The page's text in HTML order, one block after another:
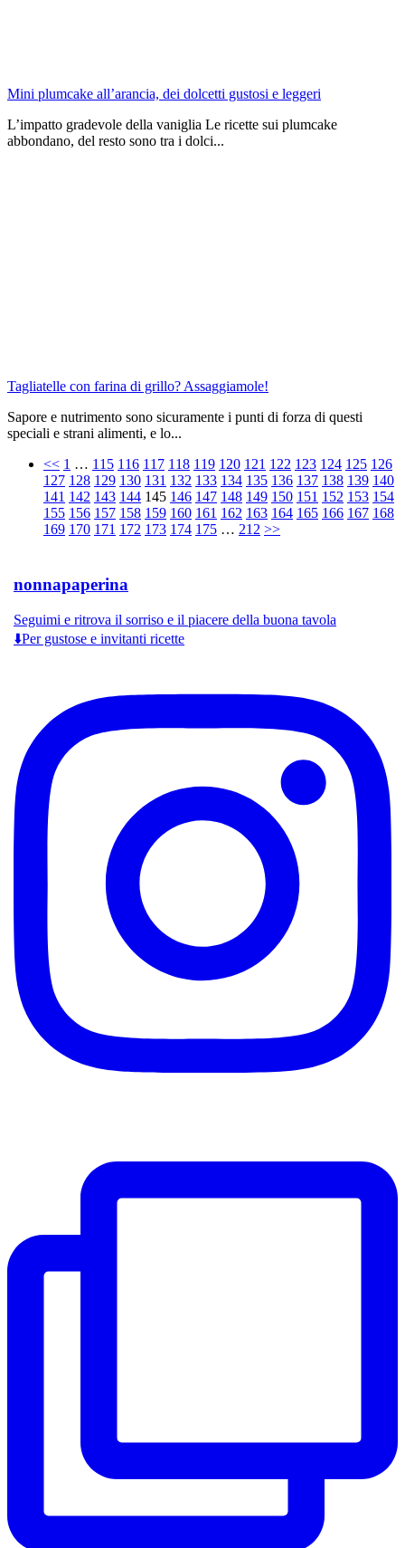
Mini plumcake all’arancia, dei dolcetti gustosi e leggeri
L’impatto gradevole della vaniglia Le ricette sui plumcake
abbondano, del resto sono tra i dolci...
Tagliatelle con farina di grillo? Assaggiamole!
Sapore e nutrimento sono sicuramente i punti di forza di questi
speciali e strani alimenti, e lo...
<< 1 … 115 116 117 118 119 120 121 122 123 124 125 126
127 128 129 130 131 132 133 134 135 136 137 138 139 140
141 142 143 144 145 146 147 148 149 150 151 152 153 154
155 156 157 158 159 160 161 162 163 164 165 166 167 168
169 170 171 172 173 174 175 … 212 >>
nonnapaperina
Seguimi e ritrova il sorriso e il piacere della buona tavola
⬇️Per gustose e invitanti ricette